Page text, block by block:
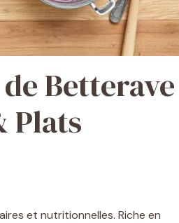
de Betterave
Plats
et nutritionnelles. Riche en